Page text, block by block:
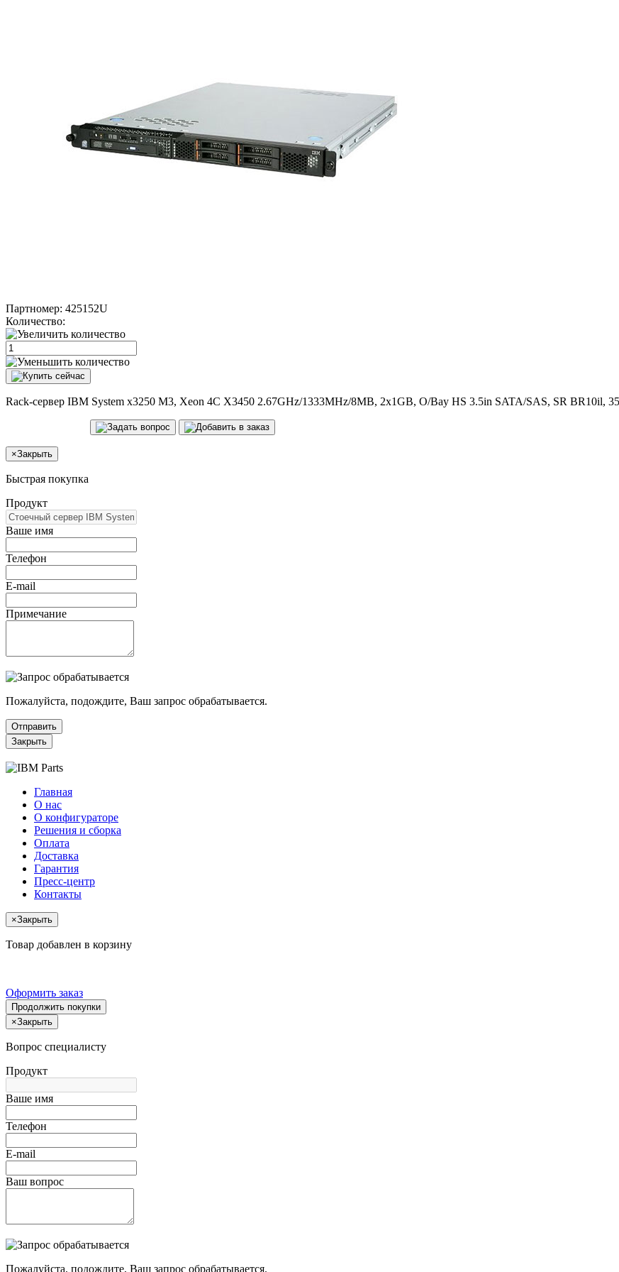
Партномер: 425152U
Количество:
Rack-сервер IBM System x3250 M3, Xeon 4C X3450 2.67GHz/1333MHz/8MB, 2x1GB, O/Bay HS 3.5in SATA/SAS, SR BR10il,
×Закрыть
Быстрая покупка
Продукт
Ваше имя
Телефон
E-mail
Примечание
Пожалуйста, подождите, Ваш запрос обрабатывается.
Отправить
Закрыть
Главная
О нас
О конфигураторе
Решения и сборка
Оплата
Доставка
Гарантия
Пресс-центр
Контакты
×Закрыть
Товар добавлен в корзину
Оформить заказ
Продолжить покупки
×Закрыть
Вопрос специалисту
Продукт
Ваше имя
Телефон
E-mail
Ваш вопрос
Пожалуйста, подождите, Ваш запрос обрабатывается.